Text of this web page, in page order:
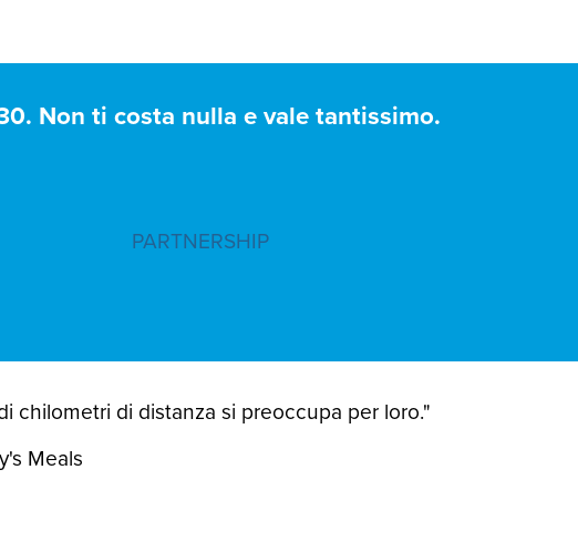
Non ti costa nulla e vale tantissimo.
PARTNERSHIP
chilometri di distanza si preoccupa per loro."
Meals